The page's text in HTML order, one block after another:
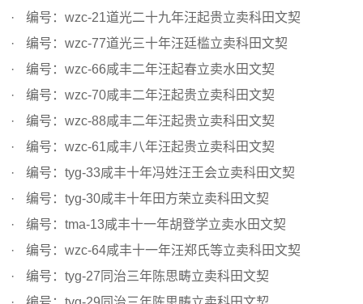
编号：wzc-21道光二十九年汪起贵立卖科田文契
编号：wzc-77道光三十年汪廷槛立卖科田文契
编号：wzc-66咸丰二年汪起春立卖水田文契
编号：wzc-70咸丰二年汪起贵立卖科田文契
编号：wzc-88咸丰二年汪起贵立卖科田文契
编号：wzc-61咸丰八年汪起贵立卖科田文契
编号：tyg-33咸丰十年冯姓汪王会立卖科田文契
编号：tyg-30咸丰十年田方荣立卖科田文契
编号：tma-13咸丰十一年胡登学立卖水田文契
编号：wzc-64咸丰十一年汪郑氏等立卖科田文契
编号：tyg-27同治三年陈思畴立卖科田文契